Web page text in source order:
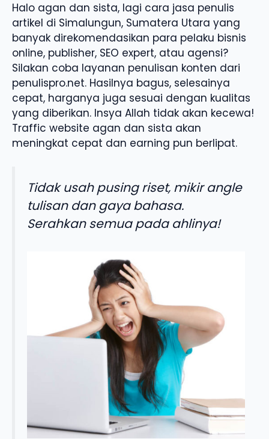
Halo agan dan sista, lagi cara jasa penulis
artikel di Simalungun, Sumatera Utara yang
banyak direkomendasikan para pelaku bisnis
online, publisher, SEO expert, atau agensi?
Silakan coba layanan penulisan konten dari
penulispro.net. Hasilnya bagus, selesainya
cepat, harganya juga sesuai dengan kualitas
yang diberikan. Insya Allah tidak akan kecewa!
Traffic website agan dan sista akan
meningkat cepat dan earning pun berlipat.
Tidak usah pusing riset, mikir angle
tulisan dan gaya bahasa.
Serahkan semua pada ahlinya!